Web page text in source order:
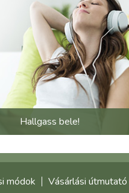
Hallgass bele!
módok
Vásárlási útmutató